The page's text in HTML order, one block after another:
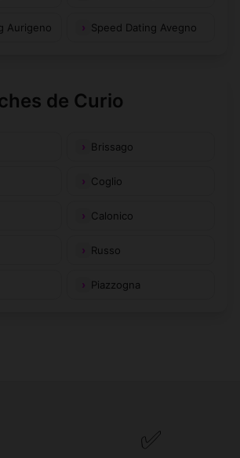
Aurigeno Speed Dating Avegno
de Curio
Brissago
Coglio
Calonico
Russo
Piazzogna
✅